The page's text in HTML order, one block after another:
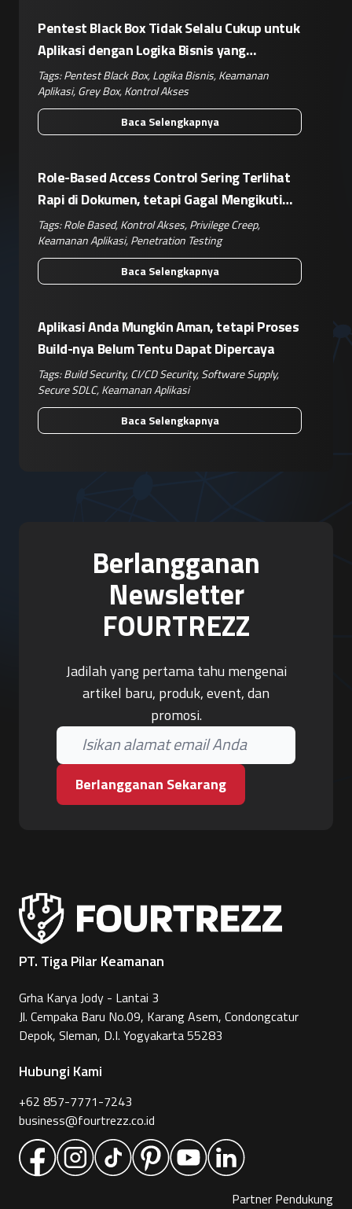
Pentest Black Box Tidak Selalu Cukup untuk
Aplikasi dengan Logika Bisnis yang
Kompleks
Tags:Pentest Black Box,Logika Bisnis,Keamanan
Aplikasi,Grey Box,Kontrol Akses
Baca Selengkapnya
Role-Based Access Control Sering Terlihat
Rapi di Dokumen, tetapi Gagal Mengikuti
Operasional Nyata
Tags:Role Based,Kontrol Akses,Privilege Creep,
Keamanan Aplikasi,Penetration Testing
Baca Selengkapnya
Aplikasi Anda Mungkin Aman, tetapi Proses
Build-nya Belum Tentu Dapat Dipercaya
Tags:Build Security,CI/CD Security,Software Supply,
Secure SDLC,Keamanan Aplikasi
Baca Selengkapnya
Berlangganan
Newsletter
FOURTREZZ
Jadilah yang pertama tahu mengenai
artikel baru, produk, event, dan
promosi.
Berlangganan Sekarang
PT. Tiga Pilar Keamanan
Grha Karya Jody - Lantai 3
Jl. Cempaka Baru No.09, Karang Asem, Condongcatur
Depok, Sleman, D.I. Yogyakarta 55283
Hubungi Kami
+62 857-7771-7243
business@fourtrezz.co.id
Partner Pendukung